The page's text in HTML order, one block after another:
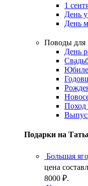
1
День
День
Поводы для
День
Поход
Подарки на
Большая
цена
8000 ₽.